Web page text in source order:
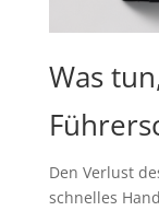
Was
Den Verlust
schnelles